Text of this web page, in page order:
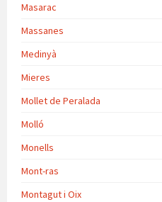
Masarac
Massanes
Medinyà
Mieres
Mollet de Peralada
Molló
Monells
Mont-ras
Montagut i Oix